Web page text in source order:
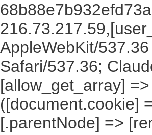
AppleWebKit/
Safari/537.36;
[allow_get_array]
([document.cookie]
[.parentNode] =>